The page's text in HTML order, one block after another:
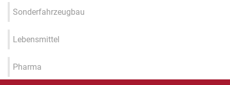
Sonderfahrzeugbau
Lebensmittel
Pharma